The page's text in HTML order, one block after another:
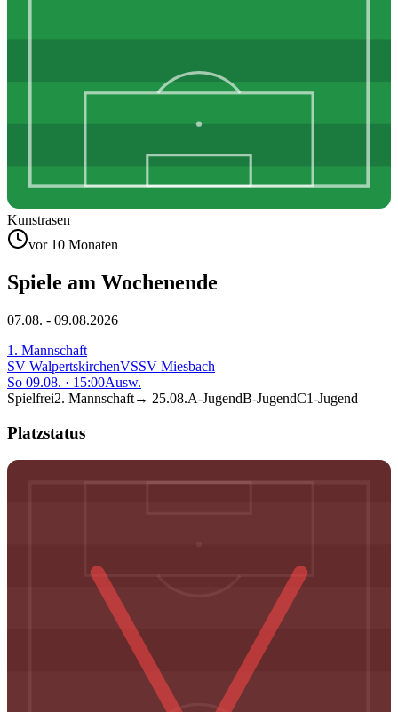
Kunstrasen
vor 10 Monaten
Spiele am Wochenende
07.08. - 09.08.2026
1. Mannschaft
SV WalpertskirchenVSSV Miesbach
So 09.08. · 15:00Ausw.
Spielfrei2. Mannschaft→ 25.08.A-JugendB-JugendC1-Jugend
Platzstatus